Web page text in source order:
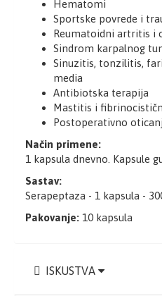
Hematomi
Sportske povrede i
Reumatoidni artritis i
Sindrom karpalnog
Sinuzitis, tonzilitis,
media
Antibiotska terapija
Mastitis i
Postoperativno
Način primene:
1 kapsula dnevno. Kapsule
Sastav:
Serapeptaza - 1 kapsula -
Pakovanje: 10 kapsula
ISKUSTVA